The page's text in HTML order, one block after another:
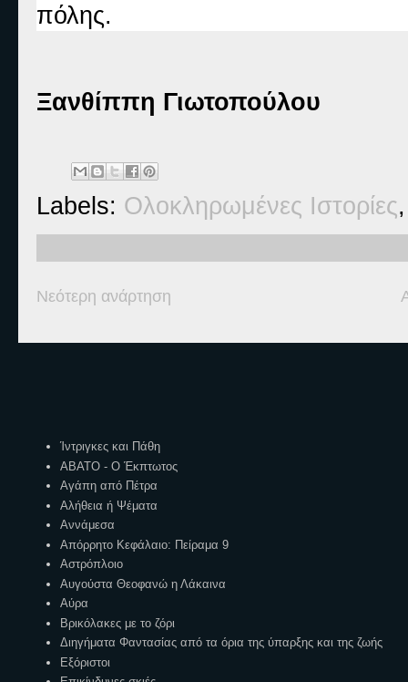
πόλης.
Ξανθίππη Γιωτοπούλου
Labels: Ολοκληρωμένες Ιστορίες
Νεότερη ανάρτηση
Ίντριγκες και Πάθη
ΑΒΑΤΟ - Ο Έκπτωτος
Αγάπη από Πέτρα
Αλήθεια ή Ψέματα
Αννάμεσα
Απόρρητο Κεφάλαιο: Πείραμα 9
Αστρόπλοιο
Αυγούστα Θεοφανώ η Λάκαινα
Αύρα
Βρικόλακες με το ζόρι
Διηγήματα Φαντασίας από τα όρια της ύπαρξης και της ζωής
Εξόριστοι